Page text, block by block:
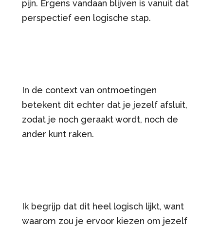
pijn. Ergens vandaan blijven is vanuit dat
perspectief een logische stap.
In de context van ontmoetingen
betekent dit echter dat je jezelf afsluit,
zodat je noch geraakt wordt, noch de
ander kunt raken.
Ik begrijp dat dit heel logisch lijkt, want
waarom zou je ervoor kiezen om jezelf